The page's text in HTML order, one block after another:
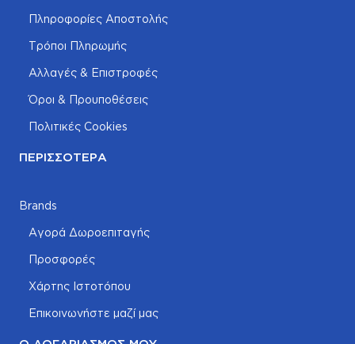
Πληροφορίες Αποστολής
Τρόποι Πληρωμής
Αλλαγές & Επιστροφές
Όροι & Προυποθέσεις
Πολιτικές Cookies
ΠΕΡΙΣΣΌΤΕΡΑ
Brands
Αγορά Δωροεπιταγής
Προσφορές
Χάρτης Ιστοτόπου
Επικοινωνήστε μαζί μας